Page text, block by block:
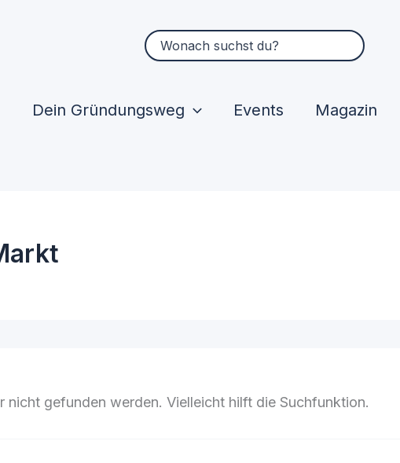
Suchen
nach:
Dein Gründungsweg Events Magazin
nicht gefunden werden. Vielleicht hilft die Suchfunktion.